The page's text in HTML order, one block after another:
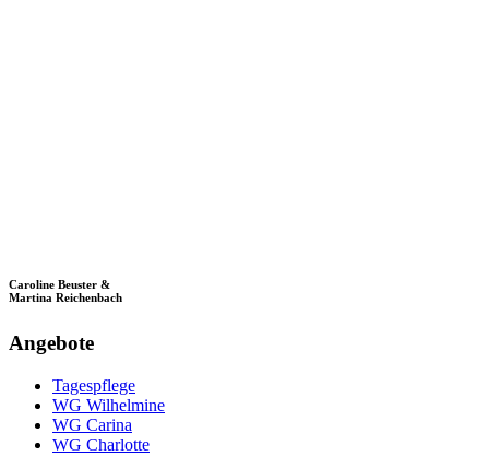
Caroline Beuster &
Martina Reichenbach
Angebote
Tagespflege
WG Wilhelmine
WG Carina
WG Charlotte